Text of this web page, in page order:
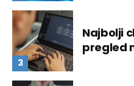
Najbolji
pregled